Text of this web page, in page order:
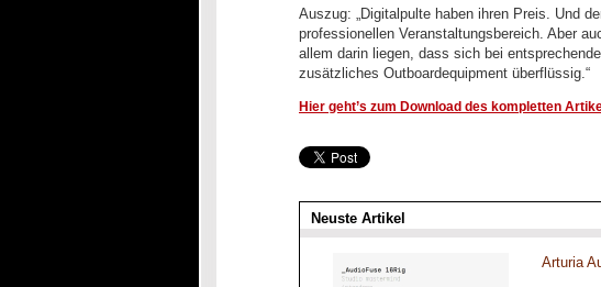
Auszug: „Digitalpulte haben ihren Preis. Und
professionellen Veranstaltungsbereich. Aber
allem darin liegen, dass sich bei
zusätzliches Outboardequipment überflüssig.“
Hier geht’s zum Download des kompletten
Neuste Artikel
Arturia